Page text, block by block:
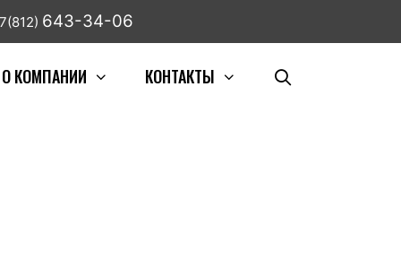
643-34-06
О КОМПАНИИ КОНТАКТЫ